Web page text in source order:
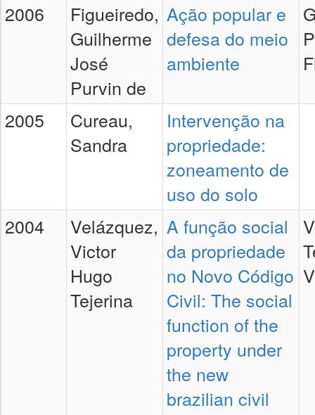
2006
Figueiredo,
Guilherme
José
Purvin de
Ação popular e
defesa do meio
ambiente
2005
Cureau,
Sandra
Intervenção na
propriedade:
zoneamento de
uso do solo
2004
Velázquez,
Victor
Hugo
Tejerina
A função social
da propriedade
no Novo Código
Civil: The social
function of the
property under
the new
brazilian civil